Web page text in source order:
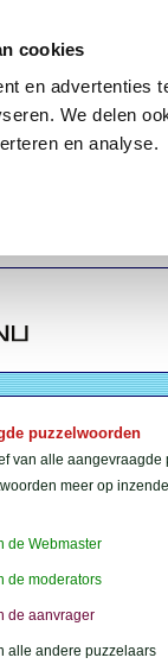
cookies
en advertenties
We delen
en analyse.
puzzelwoorden
van alle
meer op
de Webmaster
de moderators
de aanvrager
alle andere puzzelaars